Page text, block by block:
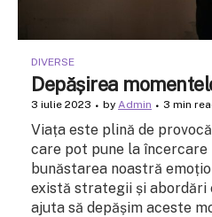
DIVERSE
Depășirea
3 iulie 2023 by Admin 3 min
Viața este plină de
care pot pune la încercare
bunăstarea noastră
există strategii și abordări
ajuta să depășim aceste